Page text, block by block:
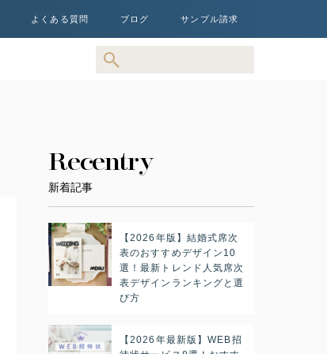
よくある質問 ブログ サンプル請求
Recentry
新着記事
【2026年版】結婚式席次
表のおすすめデザイン10
選！最新トレンド人気席次
表デザインランキングと選
び方
【2026年最新版】WEB招